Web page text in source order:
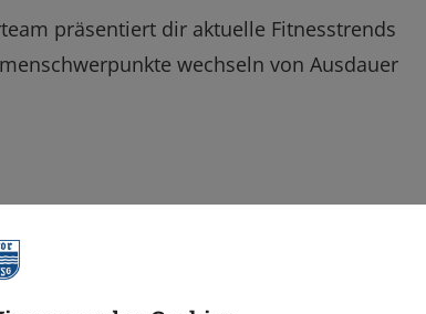
präsentiert dir aktuelle Fitnesstrends
wechseln von Ausdauer